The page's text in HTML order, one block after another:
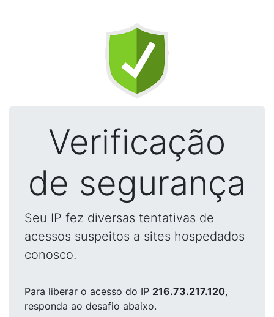
Verificação
de segurança
Seu IP fez diversas tentativas de
acessos suspeitos a sites hospedados
conosco.
Para liberar o acesso do IP 216.73.217.120,
responda ao desafio abaixo.